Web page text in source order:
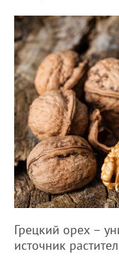
Грецкий орех –
источник